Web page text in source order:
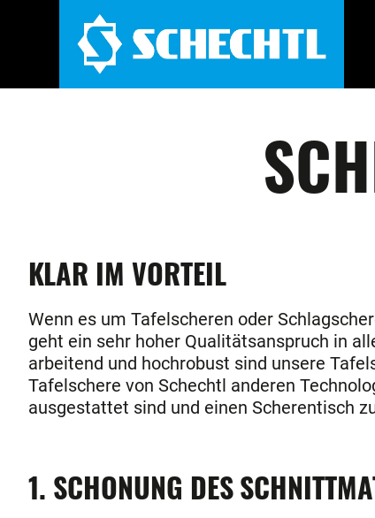
KLAR IM VORTEIL
Wenn es um Tafelscheren oder
geht ein sehr hoher Qualitätsanspruch in
arbeitend und hochrobust sind unsere
Tafelschere von Schechtl anderen
ausgestattet sind und einen Scherentisch
1. SCHONUNG DES